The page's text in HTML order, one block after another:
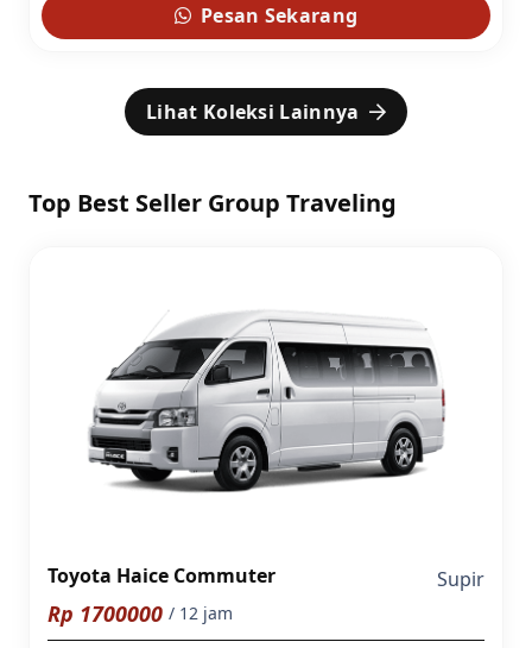
Pesan Sekarang
Lihat Koleksi Lainnya
Top Best Seller Group Traveling
Toyota Haice Commuter Supir
Rp 1700000 / 12 jam